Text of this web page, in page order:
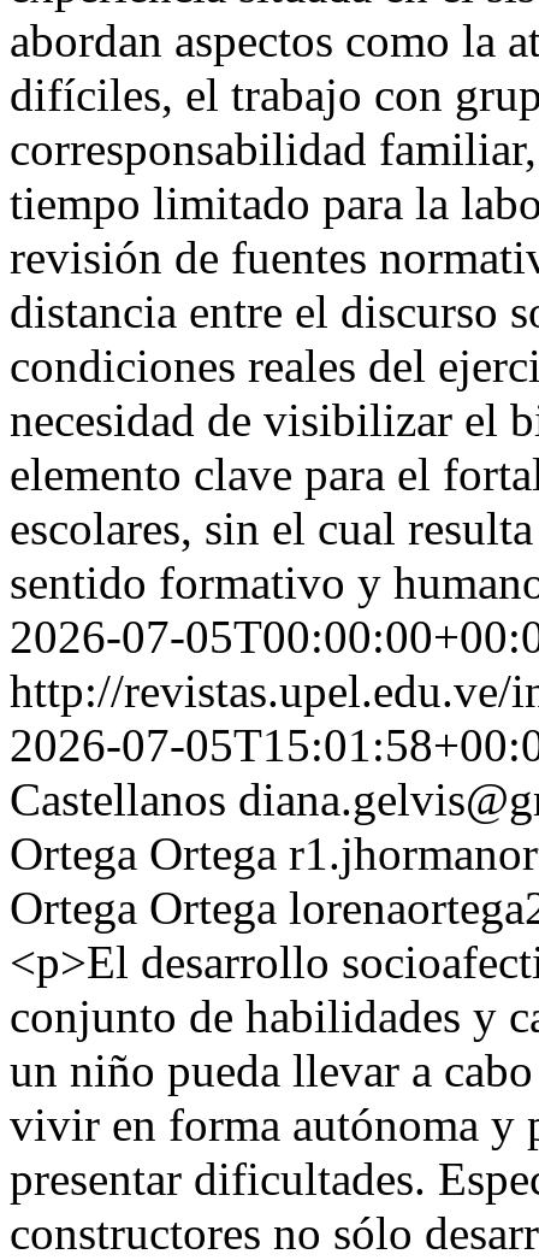
abordan aspectos como la
difíciles, el trabajo con
corresponsabilidad
tiempo limitado para la
revisión de fuentes
distancia entre el discurso
condiciones reales del
necesidad de visibilizar el
elemento clave para el
escolares, sin el cual
sentido formativo y
2026-07-
http://
2026-07-
Castellanos
Ortega Ortega
Ortega Ortega
<p>El desarrollo
conjunto de habilidades y
un niño pueda llevar a
vivir en forma autónoma y
presentar dificultades.
constructores no sólo